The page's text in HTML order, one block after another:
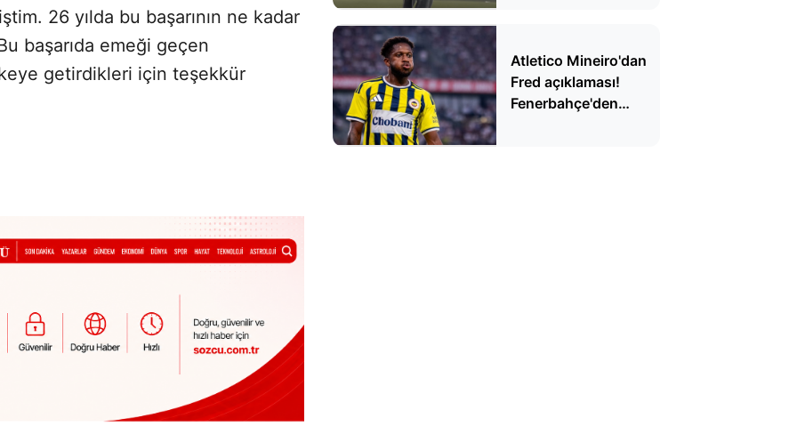
26 yılda bu başarının ne kadar
başarıda emeği geçen
getirdikleri için teşekkür
Atletico Mineiro'dan
Fred açıklaması!
Fenerbahçe'den